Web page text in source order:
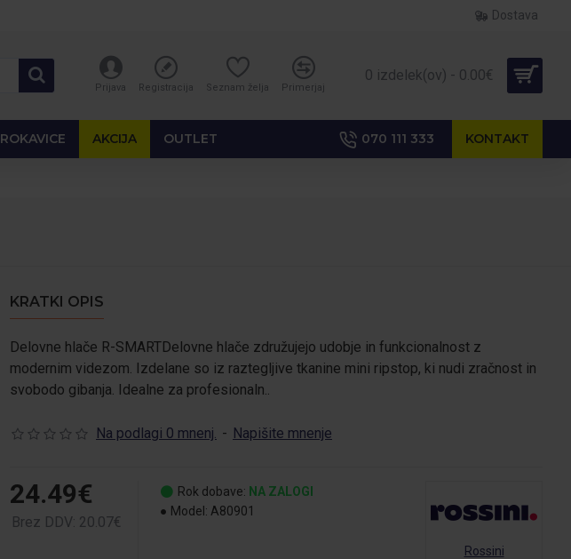
Dostava
Prijava Registracija Seznam želja Primerjaj
0 izdelek(ov) - 0.00€
ROKAVICE AKCIJA OUTLET 070 111 333 KONTAKT
KRATKI OPIS
Delovne hlače R-SMARTDelovne hlače združujejo udobje in funkcionalnost z
modernim videzom. Izdelane so iz raztegljive tkanine mini ripstop, ki nudi zračnost in
svobodo gibanja. Idealne za profesionaln..
Na podlagi 0 mnenj. - Napišite mnenje
24.49€
Brez DDV: 20.07€
Rok dobave: NA ZALOGI
Model: A80901
Rossini